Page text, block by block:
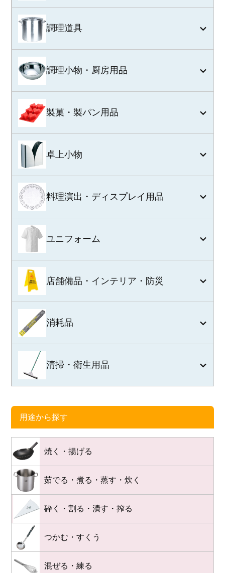
調理道具
調理小物・厨房用品
製菓・製パン用品
卓上小物
料理演出・ディスプレイ用品
ユニフォーム
店舗備品・インテリア・防災
消耗品
清掃・衛生用品
用途から探す
焼く・揚げる
茹でる・煮る・蒸す・炊く
砕く・割る・潰す・搾る
つかむ・すくう
混ぜる・練る